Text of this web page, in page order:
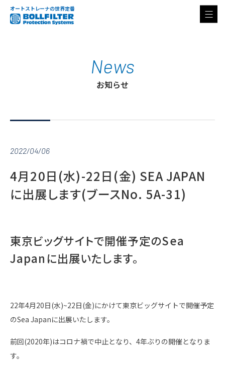
オートストレーナの世界定番
News
お知らせ
2022/04/06
4月20日(水)-22日(金) SEA JAPAN
に出展します(ブースNo. 5A-31)
東京ビッグサイトで開催予定のSea
Japanに出展いたします。
22年4月20日(水)~22日(金)にかけて東京ビッグサイトで開催予定
のSea Japanに出展いたします。
前回(2020年)はコロナ禍で中止となり、4年ぶりの開催となりま
す。